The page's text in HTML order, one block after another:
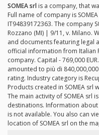
SOMEA srl is a company, that
Full name of company is
IT94839172363. The company
Rozzano (MI) | 9/11, v. Milano.
and documents featuring legal
official information from Italian
company. Capital - 769,000
amounted to più di
rating. Industry category is
Products created in SOMEA srl
The main activity of SOMEA srl
destinations. Information
is not available. You also can
location of SOMEA srl on the